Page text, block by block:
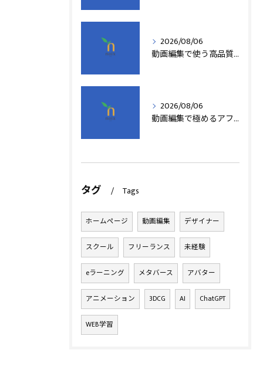
2026/08/06
動画編集で使う高品質アフターエフェクトテンプレート活用術
2026/08/06
動画編集で極めるアフターエフェクト基本技術
タグ Tags
ホームページ 動画編集 デザイナー
スクール フリーランス 未経験
eラーニング メタバース アバター
アニメーション 3DCG AI ChatGPT
WEB学習